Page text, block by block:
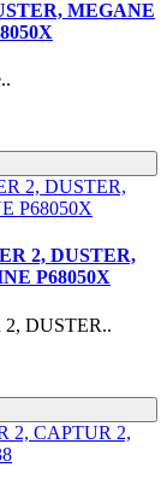
MEGANE
2, DUSTER,
P68050X
2, DUSTER..